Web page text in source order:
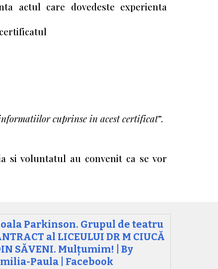
actul care dovedeste experienta
cuprinse in acest certificat”.
si voluntatul au convenit ca se vor
Parkinson. Grupul de teatru
al LICEULUI DR M CIUCĂ
SĂVENI. Mulțumim! | By
Paula | Facebook